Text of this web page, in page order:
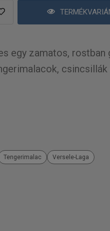
egy zamatos, rostban
csincsillák
Tengerimalac Versele-Laga